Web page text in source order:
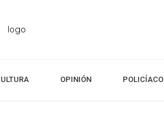
OPINIÓN POLICÍACO